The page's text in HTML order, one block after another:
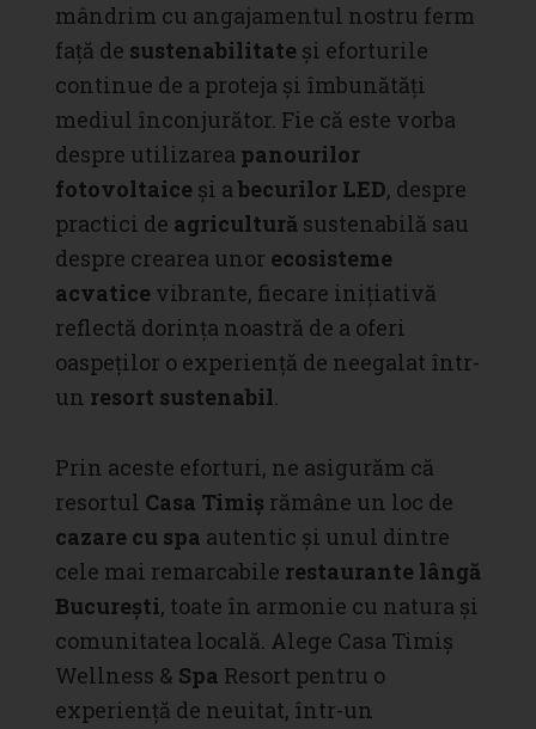
mândrim cu angajamentul nostru ferm
față de sustenabilitate și eforturile
continue de a proteja și îmbunătăți
mediul înconjurător. Fie că este vorba
despre utilizarea panourilor
fotovoltaice și a becurilor LED, despre
practici de agriculturăsustenabilă sau
despre crearea unor ecosisteme
acvatice vibrante, fiecare inițiativă
reflectă dorința noastră de a oferi
oaspeților o experiență de neegalat într-
un resort sustenabil.
Prin aceste eforturi, ne asigurăm că
resortul Casa Timiș rămâne un loc de
cazare cu spa autentic și unul dintre
cele mai remarcabile restaurante lângă
București, toate în armonie cu natura și
comunitatea locală. Alege Casa Timiș
Wellness & Spa Resort pentru o
experiență de neuitat, într-un